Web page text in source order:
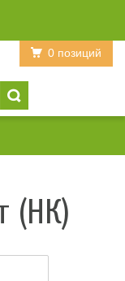
Войти Регистрация
0 позиций
(НК)